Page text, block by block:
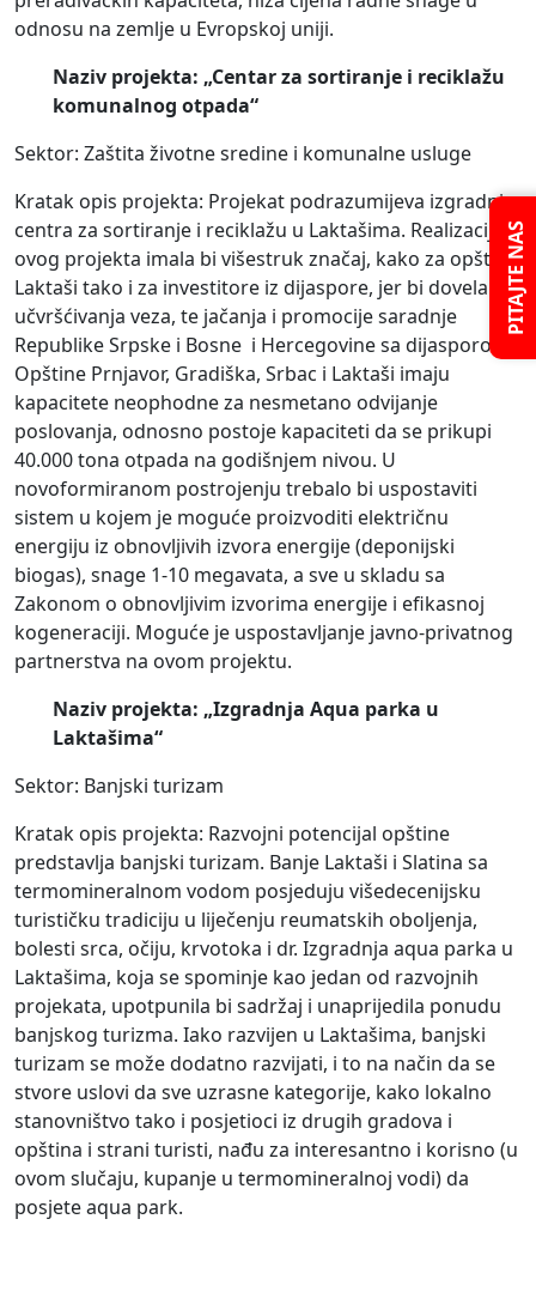
PITAJTE NAS
odnosu na zemlje u Evropskoj uniji.
Naziv projekta: „Centar za sortiranje i reciklažu
komunalnog otpada“
Sektor: Zaštita životne sredine i komunalne usluge
Kratak opis projekta: Projekat podrazumijeva izgradnju
centra za sortiranje i reciklažu u Laktašima. Realizacija
ovog projekta imala bi višestruk značaj, kako za opštinu
Laktaši tako i za investitore iz dijaspore, jer bi dovela do
učvršćivanja veza, te jačanja i promocije saradnje
Republike Srpske i Bosne i Hercegovine sa dijasporom.
Opštine Prnjavor, Gradiška, Srbac i Laktaši imaju
kapacitete neophodne za nesmetano odvijanje
poslovanja, odnosno postoje kapaciteti da se prikupi
40.000 tona otpada na godišnjem nivou. U
novoformiranom postrojenju trebalo bi uspostaviti
sistem u kojem je moguće proizvoditi električnu
energiju iz obnovljivih izvora energije (deponijski
biogas), snage 1-10 megavata, a sve u skladu sa
Zakonom o obnovljivim izvorima energije i efikasnoj
kogeneraciji. Moguće je uspostavljanje javno-privatnog
partnerstva na ovom projektu.
Naziv projekta: „Izgradnja Aqua parka u
Laktašima“
Sektor: Banjski turizam
Kratak opis projekta: Razvojni potencijal opštine
predstavlja banjski turizam. Banje Laktaši i Slatina sa
termomineralnom vodom posjeduju višedecenijsku
turističku tradiciju u liječenju reumatskih oboljenja,
bolesti srca, očiju, krvotoka i dr. Izgradnja aqua parka u
Laktašima, koja se spominje kao jedan od razvojnih
projekata, upotpunila bi sadržaj i unaprijedila ponudu
banjskog turizma. Iako razvijen u Laktašima, banjski
turizam se može dodatno razvijati, i to na način da se
stvore uslovi da sve uzrasne kategorije, kako lokalno
stanovništvo tako i posjetioci iz drugih gradova i
opština i strani turisti, nađu za interesantno i korisno (u
ovom slučaju, kupanje u termomineralnoj vodi) da
posjete aqua park.